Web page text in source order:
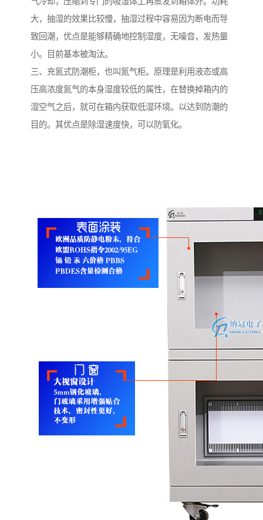
大，抽湿的效果比较慢，抽湿过程中容易因为断电而导
致回潮，优点是能够精确地控制湿度，无噪音，发热量
小。目前基本被淘汰。
三、充氮式防潮柜，也叫氮气柜。原理是利用液态或高
压高浓度氮气的本身湿度较低的属性，在替换掉箱内的
湿空气之后，就可在箱内获取低湿环境。以达到防潮的
目的。其优点是除湿速度快，可以防氧化。